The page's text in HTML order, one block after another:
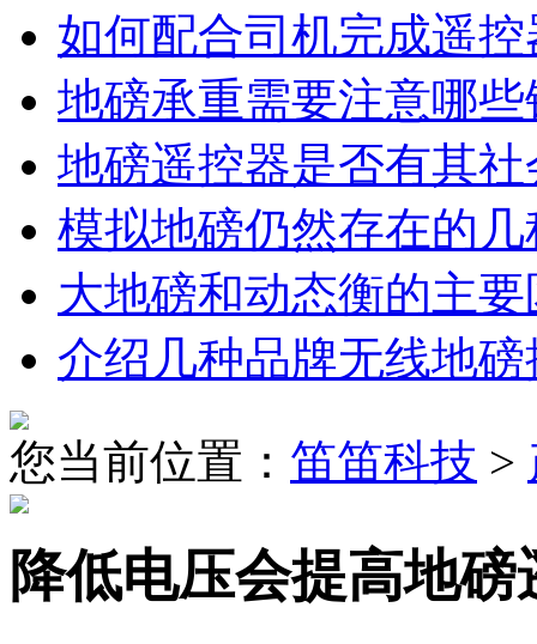
如何配合司机完成遥
地磅承重需要注意哪
地磅遥控器是否有其
模拟地磅仍然存在的
大地磅和动态衡的主要
介绍几种品牌无线地
您当前位置： 笛笛科技 >
降低电压会提高地